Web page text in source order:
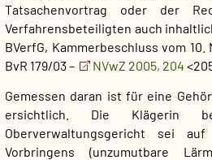
Tatsachenvortrag oder der
Verfahrensbeteiligten auch
BVerfG, Kammerbeschluss vom 10.
BvR 179/03 –
NVwZ 2005, 204
Gemessen daran ist für eine
ersichtlich. Die Klägerin
Oberverwaltungsgericht sei
Vorbringens (unzumutbare